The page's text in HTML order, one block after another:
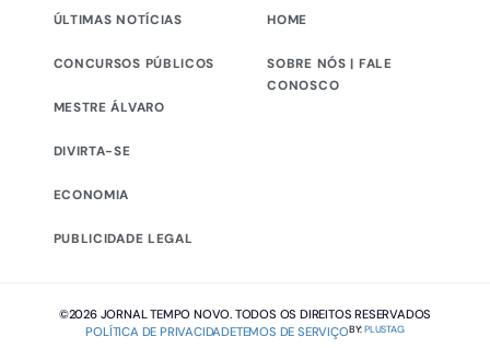
ÚLTIMAS NOTÍCIAS
CONCURSOS PÚBLICOS
MESTRE ÁLVARO
DIVIRTA-SE
ECONOMIA
PUBLICIDADE LEGAL
HOME
SOBRE NÓS | FALE
CONOSCO
©2026 JORNAL TEMPO NOVO. TODOS OS DIREITOS RESERVADOS
POLÍTICA DE PRIVACIDADETEMOS DE SERVIÇOBY:PLUSTAG